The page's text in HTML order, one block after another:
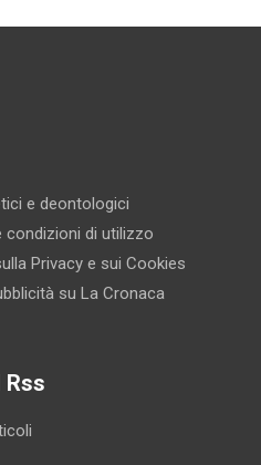
e deontologici
condizioni di utilizzo
Privacy e sui Cookies
su La Cronaca
Rss